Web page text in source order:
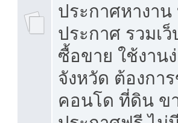
ประกาศหางาน
ประกาศ รวมเ
ซื้อขาย ใช้งาน
จังหวัด ต้องกา
คอนโด ที่ดิน ข